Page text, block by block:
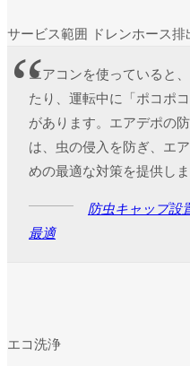
サービス範囲 ドレンホース排
エアコンを使っていると
たり、運転中に「ポコポ
があります。エアデポの
は、虫の侵入を防ぎ、エ
めの最適な対策を提供しま
防虫キャップ設
最適
エコ洗浄